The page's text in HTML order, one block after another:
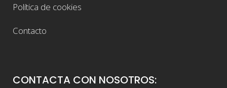
Política de cookies
Contacto
CONTACTA CON NOSOTROS: